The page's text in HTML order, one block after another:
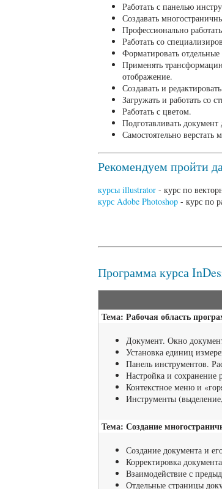
Работать с панелью
Создавать
Профессионально
Работать со
Форматировать
Применять
отображение.
Создавать и
Загружать и работать со
Работать с цветом.
Подготавливать
Самостоятельно верстать
Рекомендуем пройти
курсы illustrator - курс по
курс Adobe Photoshop - курс по
Программа курса
Тема: Рабочая область
Документ. Окно
Установка единиц
Панель инструментов.
Настройка и сохранение
Контекстное меню и
Инструменты
Тема: Создание
Создание документа и
Корректировка
Взаимодействие с
Отдельные страницы